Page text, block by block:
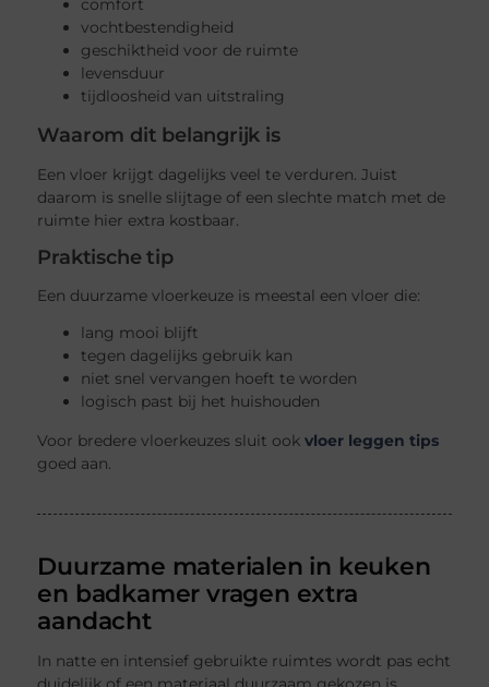
comfort
vochtbestendigheid
geschiktheid voor de ruimte
levensduur
tijdloosheid van uitstraling
Waarom dit belangrijk is
Een vloer krijgt dagelijks veel te verduren. Juist
daarom is snelle slijtage of een slechte match met de
ruimte hier extra kostbaar.
Praktische tip
Een duurzame vloerkeuze is meestal een vloer die:
lang mooi blijft
tegen dagelijks gebruik kan
niet snel vervangen hoeft te worden
logisch past bij het huishouden
Voor bredere vloerkeuzes sluit ookvloer leggen tips
goed aan.
Duurzame materialen in keuken
en badkamer vragen extra
aandacht
In natte en intensief gebruikte ruimtes wordt pas echt